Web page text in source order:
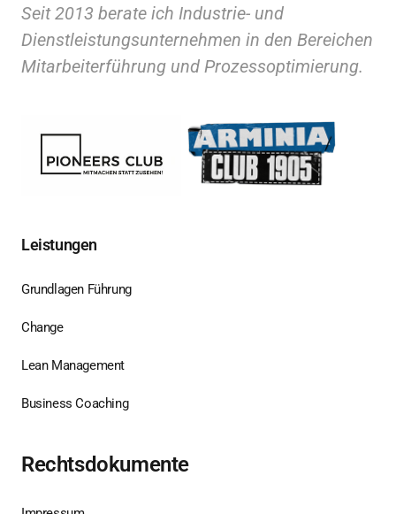
Seit 2013 berate ich Industrie- und
Dienstleistungsunternehmen in den Bereichen
Mitarbeiterführung und Prozessoptimierung.
Leistungen
Grundlagen Führung
Change
Lean Management
Business Coaching
Rechtsdokumente